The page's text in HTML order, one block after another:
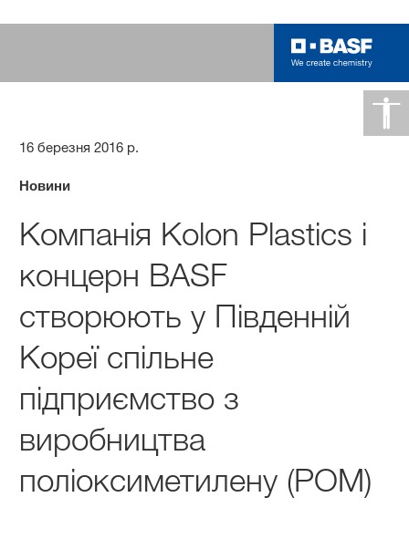
16 березня 2016 р.
Новини
Компанія Kolon Plastics і
концерн BASF
створюють у Південній
Кореї спільне
підприємство з
виробництва
поліоксиметилену (POM)